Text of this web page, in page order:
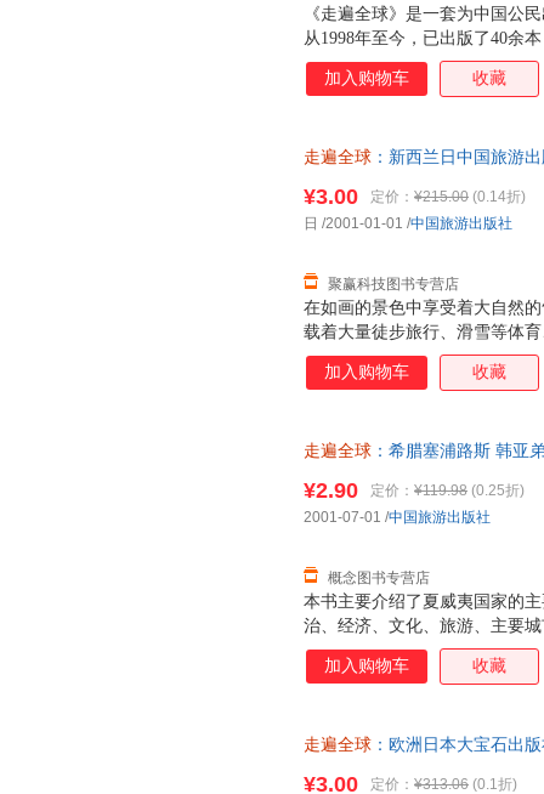
《走遍全球》是一套为中国公
从1998年至今，已出版了40余
要国家和地区。在不断推出新
册也尽可能在两三年内更新改
加入购物车 收藏
走遍全球 ：新西兰日中国旅游
在如画的景色中享受着大自然
载着大量徒步旅行、滑雪等体
岛各个地区的美景等。
¥3.00 定价： ¥215.00 (0.14折)
聚赢科技图书专营店
日 /2001-01-01 /中国旅游出版社
加入购物车 收藏
走遍全球 ：希腊塞浦路斯 韩亚
本书主要介绍了夏威夷国家的
治、经济、文化、旅游、主要
路等。全书图文并茂，信息真
本书为旅游指南，从食、住、
篇、瓦胡岛全图、瓦胡岛的交
¥2.90 定价： ¥119.98 (0.25折)
概念图书专营店
2001-07-01 /中国旅游出版社
加入购物车 收藏
走遍全球 ：欧洲日本大宝石出
¥3.00 定价： ¥313.06 (0.1折)